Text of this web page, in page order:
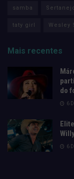
samba
taty girl Wesley
Mais recentes
do
6
6